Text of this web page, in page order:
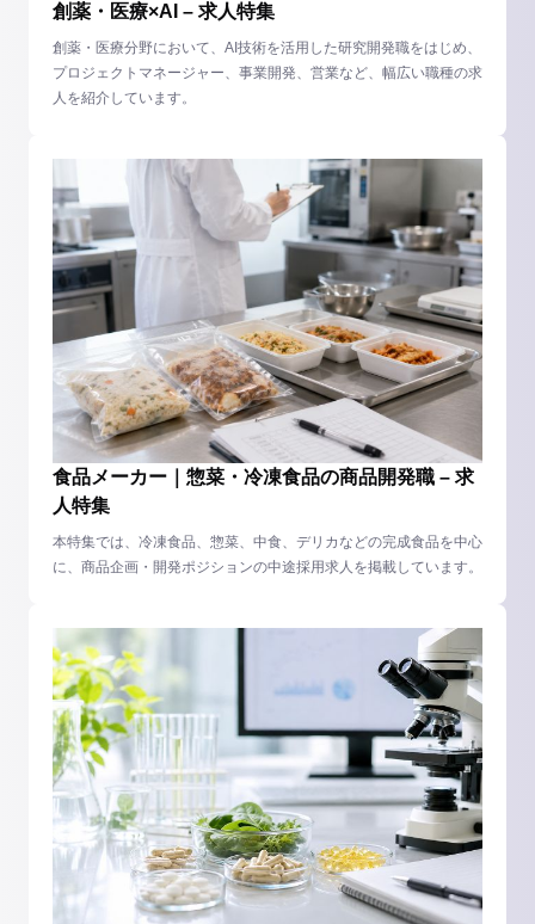
創薬・医療×AI – 求人特集
創薬・医療分野において、AI技術を活用した研究開発職をはじめ、
プロジェクトマネージャー、事業開発、営業など、幅広い職種の求
人を紹介しています。
食品メーカー｜惣菜・冷凍食品の商品開発職 – 求
人特集
本特集では、冷凍食品、惣菜、中食、デリカなどの完成食品を中心
に、商品企画・開発ポジションの中途採用求人を掲載しています。